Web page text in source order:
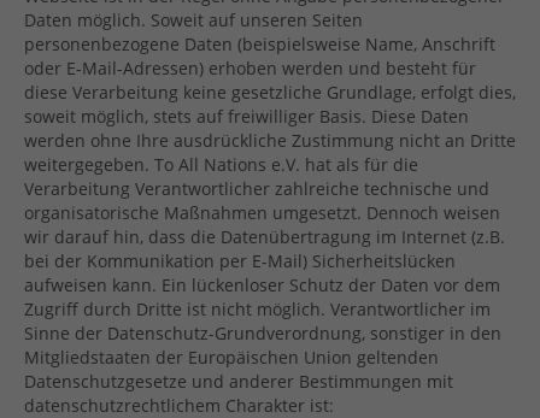
Daten möglich. Soweit auf unseren Seiten
personenbezogene Daten (beispielsweise Name, Anschrift
oder E-Mail-Adressen) erhoben werden und besteht für
diese Verarbeitung keine gesetzliche Grundlage, erfolgt dies,
soweit möglich, stets auf freiwilliger Basis. Diese Daten
werden ohne Ihre ausdrückliche Zustimmung nicht an Dritte
weitergegeben. To All Nations e.V. hat als für die
Verarbeitung Verantwortlicher zahlreiche technische und
organisatorische Maßnahmen umgesetzt. Dennoch weisen
wir darauf hin, dass die Datenübertragung im Internet (z.B.
bei der Kommunikation per E-Mail) Sicherheitslücken
aufweisen kann. Ein lückenloser Schutz der Daten vor dem
Zugriff durch Dritte ist nicht möglich. Verantwortlicher im
Sinne der Datenschutz-Grundverordnung, sonstiger in den
Mitgliedstaaten der Europäischen Union geltenden
Datenschutzgesetze und anderer Bestimmungen mit
datenschutzrechtlichem Charakter ist: